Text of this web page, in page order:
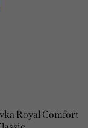
Royal Comfort